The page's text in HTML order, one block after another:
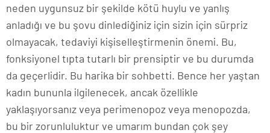
neden uygunsuz bir şekilde kötü huylu ve yanlış
anladığı ve bu şovu dinlediğiniz için sizin için sürpriz
olmayacak, tedaviyi kişiselleştirmenin önemi. Bu,
fonksiyonel tıpta tutarlı bir prensiptir ve bu durumda
da geçerlidir. Bu harika bir sohbetti. Bence her yaştan
kadın bununla ilgilenecek, ancak özellikle
yaklaşıyorsanız veya perimenopoz veya menopozda,
bu bir zorunluluktur ve umarım bundan çok şey